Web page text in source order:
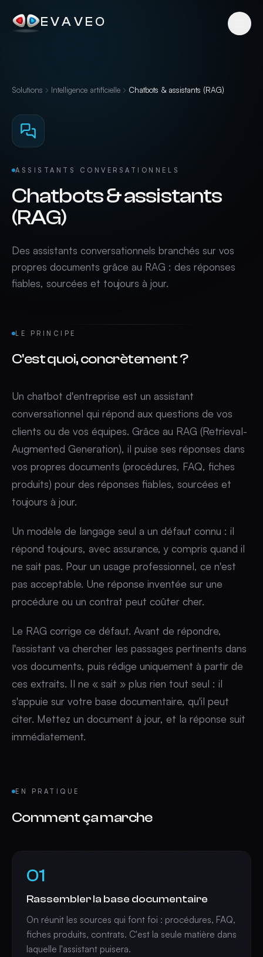
EVAVEO
Solutions Intelligence artificielle Chatbots & assistants (RAG)
ASSISTANTS CONVERSATIONNELS
Chatbots & assistants
(RAG)
Des assistants conversationnels branchés sur vos
propres documents grâce au RAG : des réponses
fiables, sourcées et toujours à jour.
LE PRINCIPE
C'est quoi, concrètement ?
Un chatbot d'entreprise est un assistant
conversationnel qui répond aux questions de vos
clients ou de vos équipes. Grâce au RAG (Retrieval-
Augmented Generation), il puise ses réponses dans
vos propres documents (procédures, FAQ, fiches
produits) pour des réponses fiables, sourcées et
toujours à jour.
Un modèle de langage seul a un défaut connu : il
répond toujours, avec assurance, y compris quand il
ne sait pas. Pour un usage professionnel, ce n'est
pas acceptable. Une réponse inventée sur une
procédure ou un contrat peut coûter cher.
Le RAG corrige ce défaut. Avant de répondre,
l'assistant va chercher les passages pertinents dans
vos documents, puis rédige uniquement à partir de
ces extraits. Il ne « sait » plus rien tout seul : il
s'appuie sur votre base documentaire, qu'il peut
citer. Mettez un document à jour, et la réponse suit
immédiatement.
EN PRATIQUE
Comment ça marche
01
Rassembler la base documentaire
On réunit les sources qui font foi : procédures, FAQ,
fiches produits, contrats. C'est la seule matière dans
laquelle l'assistant puisera.